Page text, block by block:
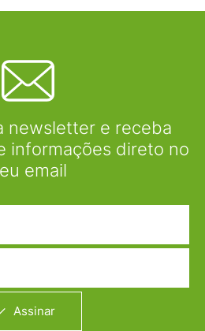
newsletter e receba
informações direto no
email
Assinar